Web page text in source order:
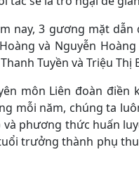
nay, 3 gương mặt
và Nguyễn
Tuyền và Triệu
môn Liên đoàn điền
mỗi năm, chúng ta
phương thức huấn
trưởng thành phụ